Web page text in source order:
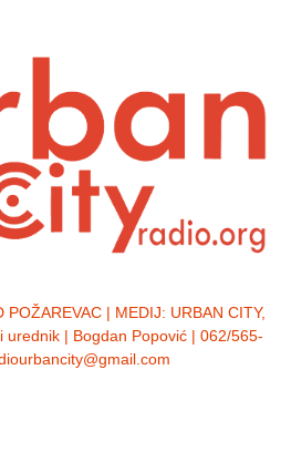
POŽAREVAC | MEDIJ: URBAN CITY,
urednik | Bogdan Popović | 062/565-